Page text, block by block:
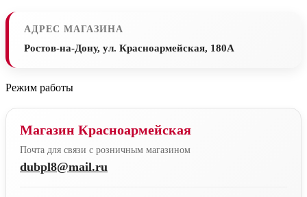
АДРЕС МАГАЗИНА
Ростов-на-Дону, ул. Красноармейская, 180А
Режим работы
Магазин Красноармейская
Почта для связи с розничным магазином
dubpl8@mail.ru